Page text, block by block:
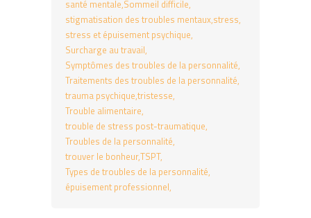
santé mentale Sommeil difficile
stigmatisation des troubles mentaux stress
stress et épuisement psychique
Surcharge au travail
Symptômes des troubles de la personnalité
Traitements des troubles de la personnalité
trauma psychique tristesse
Trouble alimentaire
trouble de stress post-traumatique
Troubles de la personnalité
trouver le bonheurTSPT
Types de troubles de la personnalité
épuisement professionnel